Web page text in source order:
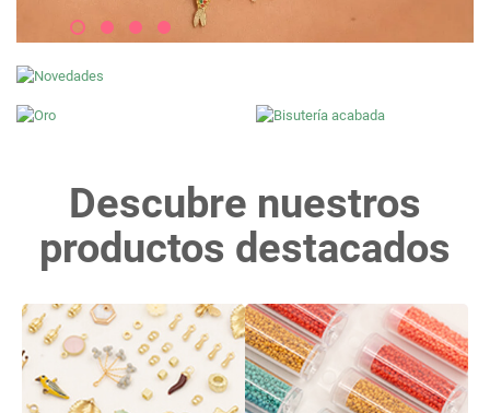
Descubre nuestros
productos destacados